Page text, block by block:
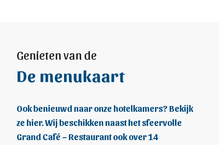
Genieten van de
De menukaart
Ook benieuwd naar onze hotelkamers? Bekijk
ze hier.Wij beschikken naast het sfeervolle
Grand Café – Restaurant ook over 14